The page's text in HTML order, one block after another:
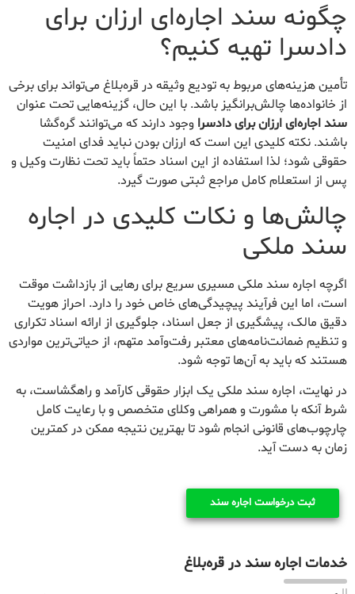
چگونه سند اجاره‌ای ارزان برای
دادسرا تهیه کنیم؟
تأمین هزینه‌های مربوط به تودیع وثیقه در قره‌بلاغ می‌تواند برای برخی
از خانواده‌ها چالش‌برانگیز باشد. با این حال، گزینه‌هایی تحت عنوان
سند اجاره‌ای ارزان برای دادسرا وجود دارند که می‌توانند گره‌گشا
باشند. نکته کلیدی این است که ارزان بودن نباید فدای امنیت
حقوقی شود؛ لذا استفاده از این اسناد حتماً باید تحت نظارت وکیل و
پس از استعلام کامل مراجع ثبتی صورت گیرد.
چالش‌ها و نکات کلیدی در اجاره
سند ملکی
اگرچه اجاره سند ملکی مسیری سریع برای رهایی از بازداشت موقت
است، اما این فرآیند پیچیدگی‌های خاص خود را دارد. احراز هویت
دقیق مالک، پیشگیری از جعل اسناد، جلوگیری از ارائه اسناد تکراری
و تنظیم ضمانت‌نامه‌های معتبر رفت‌وآمد متهم، از حیاتی‌ترین مواردی
هستند که باید به آن‌ها توجه شود.
در نهایت، اجاره سند ملکی یک ابزار حقوقی کارآمد و راهگشاست، به
شرط آنکه با مشورت و همراهی وکلای متخصص و با رعایت کامل
چارچوب‌های قانونی انجام شود تا بهترین نتیجه ممکن در کمترین
زمان به دست آید.
ثبت درخواست اجاره سند
خدمات اجاره سند در قره‌بلاغ